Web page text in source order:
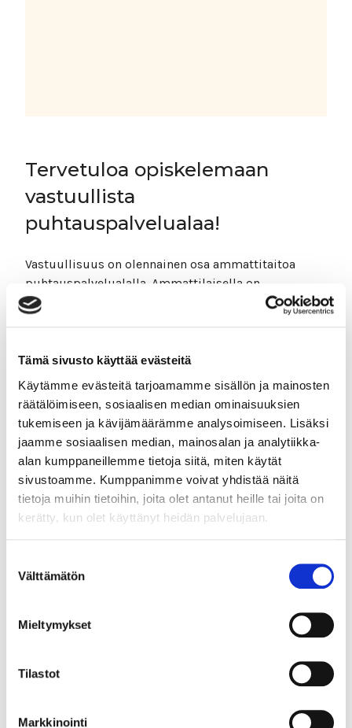
Tämä sivusto käyttää evästeitä
Käytämme evästeitä tarjoamamme sisällön ja mainosten
räätälöimiseen, sosiaalisen median ominaisuuksien
tukemiseen ja kävijämäärämme analysoimiseen. Lisäksi
jaamme sosiaalisen median, mainosalan ja analytiikka-
alan kumppaneillemme tietoja siitä, miten käytät
sivustoamme. Kumppanimme voivat yhdistää näitä
tietoja muihin tietoihin, joita olet antanut heille tai joita on
kerätty, kun olet käyttänyt heidän palvelujaan.
valinta
Välttämätön
Mieltymykset
Tilastot
Markkinointi
Tervetuloa opiskelemaan
vastuullista
puhtauspalvelualaa!
Vastuullisuus on olennainen osa ammattitaitoa
puhtauspalvelualalla. Ammattilaisella on
mahdollisuus vaikuttaa valinnoillaan koko
Ammattilaisen kädenjäljen opiskeluaineisto ja
osaamistesti johdattavat sinut puhtausalan
kestäviin ja vastuullisiin valintoihin.
Tämä kurssi on osa kuuden kurssin sarjaa, jotka
yhdessä muodostavat Vastuullisen
puhtauspalvelualan kokonaisuuden. Tutustu myös
muihin Vastuullisen puhtauspalvelualan kursseihin.